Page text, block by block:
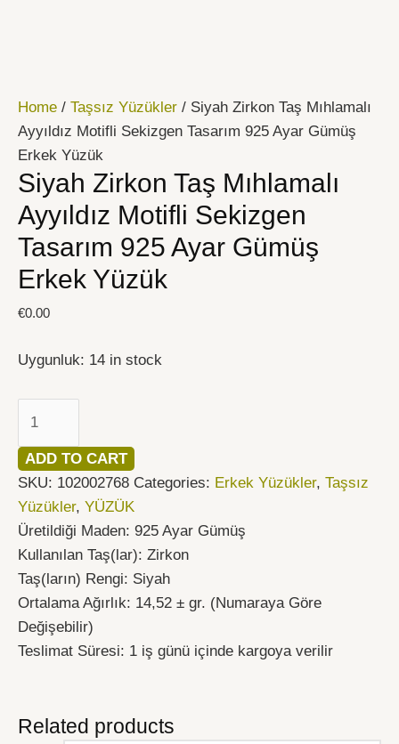
Home / Taşsız Yüzükler / Siyah Zirkon Taş Mıhlamalı
Ayyıldız Motifli Sekizgen Tasarım 925 Ayar Gümüş
Erkek Yüzük
Siyah Zirkon Taş Mıhlamalı
Ayyıldız Motifli Sekizgen
Tasarım 925 Ayar Gümüş
Erkek Yüzük
€0.00
Uygunluk: 14 in stock
Ayyıldız
Motifli
Sekizgen
Tasarım
925
Ayar
Gümüş
Erkek
quantity
ADD TO CART
SKU: 102002768 Categories: Erkek Yüzükler, Taşsız
Yüzükler, YÜZÜK
Üretildiği Maden: 925 Ayar Gümüş
Kullanılan Taş(lar): Zirkon
Taş(ların) Rengi: Siyah
Ortalama Ağırlık: 14,52 ± gr. (Numaraya Göre
Değişebilir)
Teslimat Süresi: 1 iş günü içinde kargoya verilir
Related products